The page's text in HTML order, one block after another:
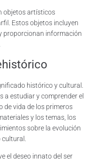
objetos artísticos
Estos objetos incluyen
proporcionan información
histórico y cultural.
a estudiar y comprender el
de vida de los primeros
y los temas, los
sobre la evolución
cultural.
el deseo innato del ser